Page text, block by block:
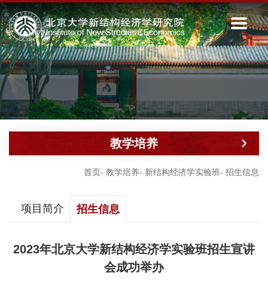
首页- 教学培养- 新结构经济学实验班- 招生信息
教学培养
项目简介 招生信息
2023年北京大学新结构经济学实验班招生宣讲
会成功举办